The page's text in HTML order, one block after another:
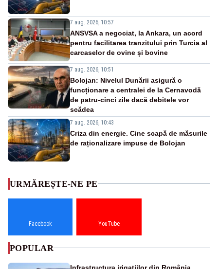
7 aug. 2026, 10:57
ANSVSA a negociat, la Ankara, un acord
pentru facilitarea tranzitului prin Turcia al
carcaselor de ovine și bovine
7 aug. 2026, 10:51
Bolojan: Nivelul Dunării asigură o
funcționare a centralei de la Cernavodă
de patru-cinci zile dacă debitele vor
scădea
7 aug. 2026, 10:43
Criza din energie. Cine scapă de măsurile
de raționalizare impuse de Bolojan
URMĂREȘTE-NE PE
Facebook YouTube
POPULAR
Infrastructura irigațiilor din România,